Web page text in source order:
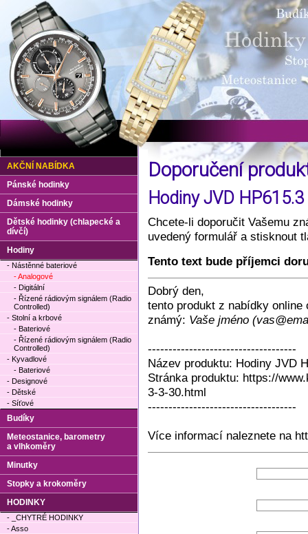
Doporučení
Hodiny JVD
Chcete-li doporučit Vašemu
uvedený formulář a stisknout
Tento text bude příjemci
Dobrý den,
tento produkt z nabídky online
známý: Vaše jméno
------------------------------------
Název produktu: Hodiny JVD
Stránka produktu: https://
3-3-30.html
------------------------------------
Více informací naleznete na
AKČNÍ NABÍDKA
Pánské hodinky
Dámské hodinky
Dětské hodinky (chlapecké a
dívčí)
Hodiny
- Nástěnné bateriové
- Analogové
- Digitální
- Řízené rádiovým signálem (Radio
Controlled)
- Stolní a krbové
- Bateriové
- Řízené rádiovým signálem (Radio
Controlled)
- Kyvadlové
- Bateriové
- Designové
- Dětské
- Síťové
Budíky
Meteostanice, barometry
a vlhkoměry
Minutky
Stopky a krokoměry
HODINKY
- _CHYTRÉ HODINKY
- Asso